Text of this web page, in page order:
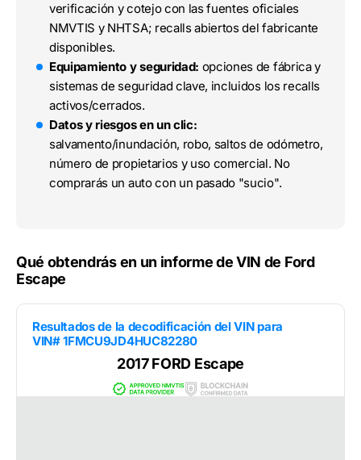
verificación y cotejo con las fuentes oficiales
NMVTIS y NHTSA; recalls abiertos del fabricante
disponibles.
Equipamiento y seguridad: opciones de fábrica y
sistemas de seguridad clave, incluidos los recalls
activos/cerrados.
Datos y riesgos en un clic:
salvamento/inundación, robo, saltos de odómetro,
número de propietarios y uso comercial. No
comprarás un auto con un pasado "sucio".
Qué obtendrás en un informe de VIN de Ford
Escape
Resultados de la decodificación del VIN para
VIN# 1FMCU9JD4HUC82280
2017 FORD Escape